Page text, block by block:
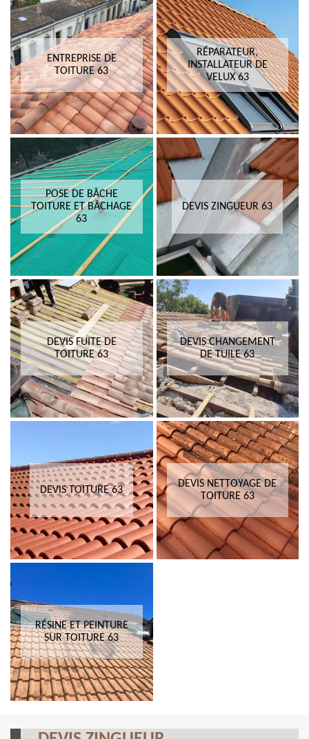
ENTREPRISE DE
TOITURE 63
RÉPARATEUR,
INSTALLATEUR DE
VELUX 63
POSE DE BÂCHE
TOITURE ET BÂCHAGE
63
DEVIS ZINGUEUR 63
DEVIS FUITE DE
TOITURE 63
DEVIS CHANGEMENT
DE TUILE 63
DEVIS TOITURE 63
DEVIS NETTOYAGE DE
TOITURE 63
RÉSINE ET PEINTURE
SUR TOITURE 63